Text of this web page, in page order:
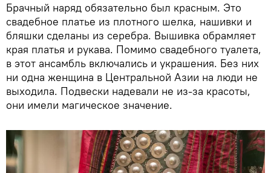
Брачный наряд обязательно был красным. Это
свадебное платье из плотного шелка, нашивки и
бляшки сделаны из серебра. Вышивка обрамляет
края платья и рукава. Помимо свадебного туалета,
в этот ансамбль включались и украшения. Без них
ни одна женщина в Центральной Азии на люди не
выходила. Подвески надевали не из-за красоты,
они имели магическое значение.